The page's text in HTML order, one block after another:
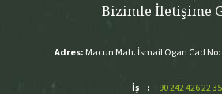
Bizimle İletişime
Adres: Macun Mah. İsmail Ogan Cad
İş : +90 242 426 22 35